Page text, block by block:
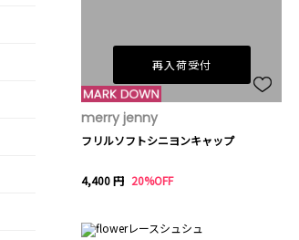
再入荷受付
merry jenny
フリルソフトシニヨンキャップ
4,400 円 20%OFF